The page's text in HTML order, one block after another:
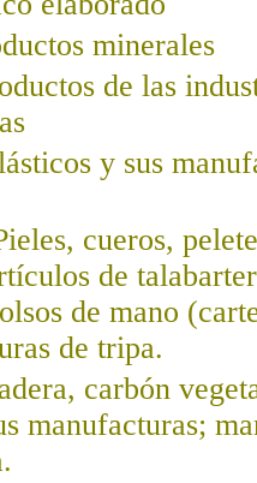
minerales
de las
y sus
cueros,
de
de mano
de tripa.
carbón
manufacturas;